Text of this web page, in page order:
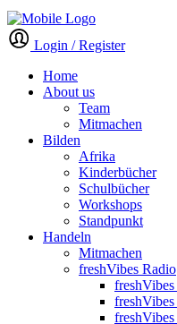
Login / Register
Home
About us
Team
Mitmachen
Bilden
Afrika
Kinderbücher
Schulbücher
Workshops
Standpunkt
Handeln
Mitmachen
freshVibes Radio